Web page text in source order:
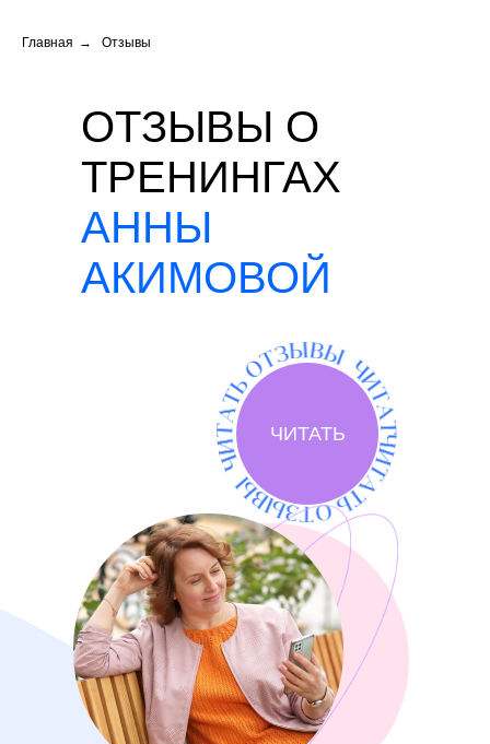
Главная → Отзывы
ОТЗЫВЫ О
ТРЕНИНГАХ
АННЫ
АКИМОВОЙ
ЧИТАТЬ